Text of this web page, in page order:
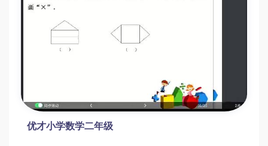
优才小学数学二年级